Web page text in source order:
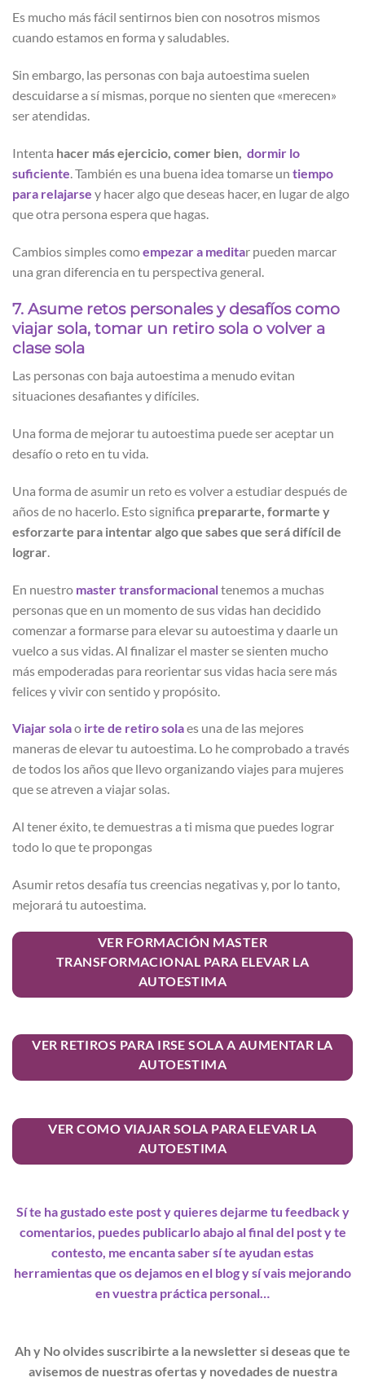
Es mucho más fácil sentirnos bien con nosotros mismos
cuando estamos en forma y saludables.
Sin embargo, las personas con baja autoestima suelen
descuidarse a sí mismas, porque no sienten que «merecen»
ser atendidas.
Intenta hacer más ejercicio, comer bien, dormir lo
suficiente. También es una buena idea tomarse un tiempo
para relajarse y hacer algo que deseas hacer, en lugar de algo
que otra persona espera que hagas.
Cambios simples comoempezar a meditar pueden marcar
una gran diferencia en tu perspectiva general.
7. Asume retos personales y desafíos como
viajar sola, tomar un retiro sola o volver a
clase sola
Las personas con baja autoestima a menudo evitan
situaciones desafiantes y difíciles.
Una forma de mejorar tu autoestima puede ser aceptar un
desafío o reto en tu vida.
Una forma de asumir un reto es volver a estudiar después de
años de no hacerlo. Esto significa prepararte, formarte y
esforzarte para intentar algo que sabes que será difícil de
lograr.
En nuestro master transformacionaltenemos a muchas
personas que en un momento de sus vidas han decidido
comenzar a formarse para elevar su autoestima y daarle un
vuelco a sus vidas. Al finalizar el master se sienten mucho
más empoderadas para reorientar sus vidas hacia sere más
felices y vivir con sentido y propósito.
Viajar solao irte de retiro solaes una de las mejores
maneras de elevar tu autoestima. Lo he comprobado a través
de todos los años que llevo organizando viajes para mujeres
que se atreven a viajar solas.
Al tener éxito, te demuestras a ti misma que puedes lograr
todo lo que te propongas
Asumir retos desafía tus creencias negativas y, por lo tanto,
mejorará tu autoestima.
VER FORMACIÓN MASTER
TRANSFORMACIONAL PARA ELEVAR LA
AUTOESTIMA
VER RETIROS PARA IRSE SOLA A AUMENTAR LA
AUTOESTIMA
VER COMO VIAJAR SOLA PARA ELEVAR LA
AUTOESTIMA
Sí te ha gustado este post y quieres dejarme tu feedback y
comentarios, puedes publicarlo abajo al final del post y te
contesto, me encanta saber sí te ayudan estas
herramientas que os dejamos en el blog y sí vais mejorando
en vuestra práctica personal…
Ah y No olvides suscribirte a la newsletter si deseas que te
avisemos de nuestras ofertas y novedades de nuestra